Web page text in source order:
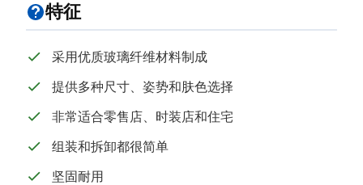
特征
采用优质玻璃纤维材料制成
提供多种尺寸、姿势和肤色选择
非常适合零售店、时装店和住宅
组装和拆卸都很简单
坚固耐用